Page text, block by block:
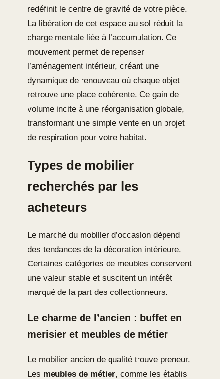
redéfinit le centre de gravité de votre pièce.
La libération de cet espace au sol réduit la
charge mentale liée à l’accumulation. Ce
mouvement permet de repenser
l’aménagement intérieur, créant une
dynamique de renouveau où chaque objet
retrouve une place cohérente. Ce gain de
volume incite à une réorganisation globale,
transformant une simple vente en un projet
de respiration pour votre habitat.
Types de mobilier
recherchés par les
acheteurs
Le marché du mobilier d’occasion dépend
des tendances de la décoration intérieure.
Certaines catégories de meubles conservent
une valeur stable et suscitent un intérêt
marqué de la part des collectionneurs.
Le charme de l’ancien : buffet en
merisier et meubles de métier
Le mobilier ancien de qualité trouve preneur.
Les meubles de métier, comme les établis